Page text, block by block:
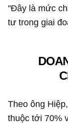
"Đây là mức
tư trong giai
Theo ông
thuộc tới 70%